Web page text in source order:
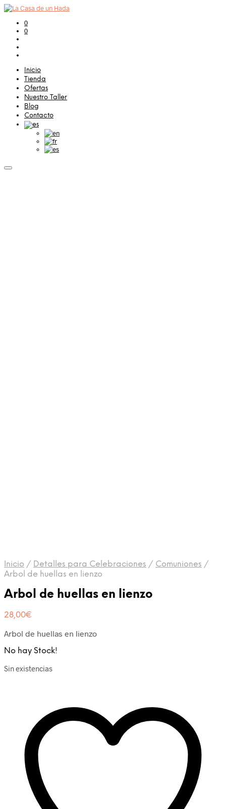
0
0
Inicio
Tienda
Ofertas
Nuestro Taller
Blog
Contacto
Inicio / Detalles para Celebraciones / Comuniones /
Arbol de huellas en lienzo
Arbol de huellas en lienzo
28,00€
Arbol de huellas en lienzo
No hay Stock!
Sin existencias